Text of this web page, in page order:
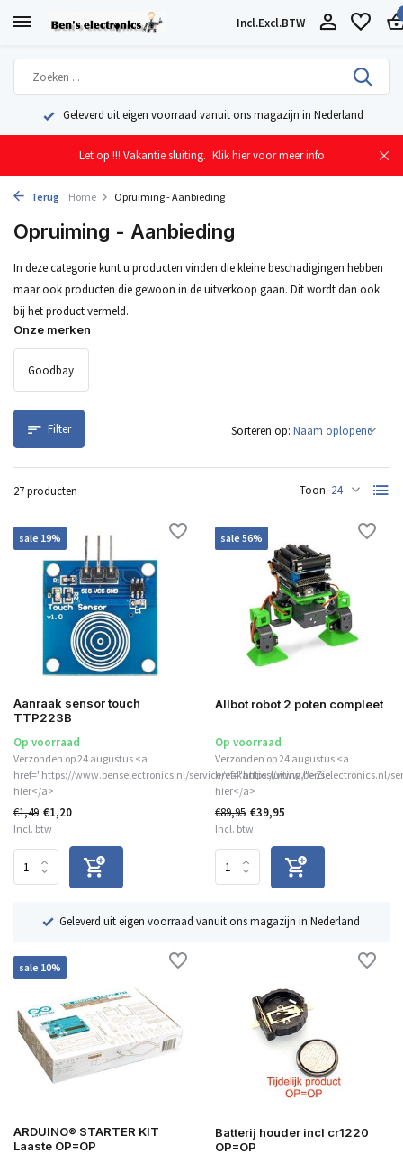
Incl.Excl.BTW
Geleverd uit eigen voorraad vanuit ons magazijn in Nederland
Let op !!! Vakantie sluiting. Klik hier voor meer info
Terug Home Opruiming - Aanbieding
Opruiming - Aanbieding
In deze categorie kunt u producten vinden die kleine beschadigingen hebben
maar ook producten die gewoon in de uitverkoop gaan. Dit wordt dan ook
bij het product vermeld.
Onze merken
Goodbay
Filter
27 producten Toon:
Sorteren op:
sale 19%
Aanraak sensor touch
TTP223B
Op voorraad
Verzonden op 24 augustus <a
href="https://www.benselectronics.nl/service/vakantiesluiting/">Zie
hier</a>
€1,49 €1,20
Incl. btw
sale 56%
Allbot robot 2 poten compleet
Op voorraad
Verzonden op 24 augustus <a
href="https://www.benselectronics.nl/
hier</a>
€89,95 €39,95
Incl. btw
Geleverd uit eigen voorraad vanuit ons magazijn in Nederland
sale 10%
ARDUINO® STARTER KIT
Laaste OP=OP
Batterij houder incl cr1220
OP=OP